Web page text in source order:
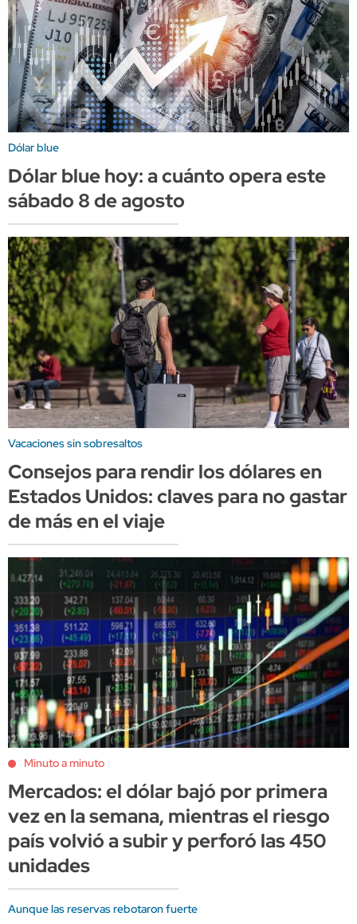
Dólar blue
Dólar blue hoy: a cuánto opera este
sábado 8 de agosto
Vacaciones sin sobresaltos
Consejos para rendir los dólares en
Estados Unidos: claves para no gastar
de más en el viaje
Minuto a minuto
Mercados: el dólar bajó por primera
vez en la semana, mientras el riesgo
país volvió a subir y perforó las 450
unidades
Aunque las reservas rebotaron fuerte